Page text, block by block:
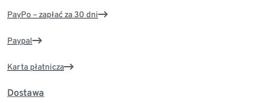
PayPo – zapłać za 30 dni
Paypal
Karta płatnicza
Dostawa